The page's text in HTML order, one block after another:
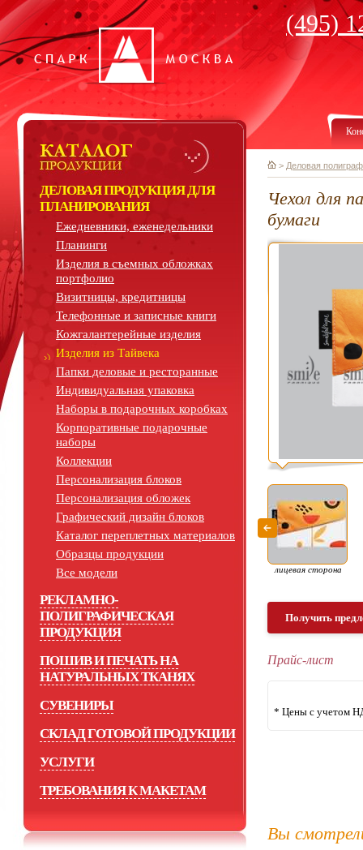
(495)
ДЕЛОВАЯ ПРОДУКЦИЯ ДЛЯ
ПЛАНИРОВАНИЯ
Ежедневники, еженедельники
Планинги
Изделия в съемных обложках
портфолио
Визитницы, кредитницы
Телефонные и записные книги
Кожгалантерейные изделия
Изделия из Тайвека
Папки деловые и ресторанные
Индивидуальная упаковка
Наборы в подарочных коробках
Корпоративные подарочные
наборы
Коллекции
Персонализация блоков
Персонализация обложек
Графический дизайн блоков
Каталог переплетных материалов
Образцы продукции
Все модели
РЕКЛАМНО-
ПОЛИГРАФИЧЕСКАЯ
ПРОДУКЦИЯ
ПОШИВ И ПЕЧАТЬ НА
НАТУРАЛЬНЫХ ТКАНЯХ
СУВЕНИРЫ
СКЛАД ГОТОВОЙ ПРОДУКЦИИ
УСЛУГИ
ТРЕБОВАНИЯ К МАКЕТАМ
> Деловая
Чехол для
бумаги
лицевая сторона
Получить
Прайс-лист
* Цены с учетом
Вы